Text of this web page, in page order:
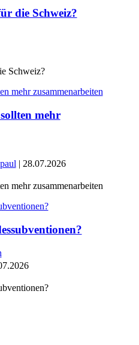
die Schweiz?
mehr
| 28.07.2026